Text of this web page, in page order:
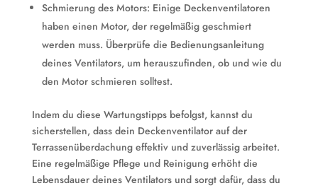
Schmierung des Motors: Einige Deckenventilatoren
haben einen Motor, der regelmäßig geschmiert
werden muss. Überprüfe die Bedienungsanleitung
deines Ventilators, um herauszufinden, ob und wie du
den Motor schmieren solltest.
Indem du diese Wartungstipps befolgst, kannst du
sicherstellen, dass dein Deckenventilator auf der
Terrassenüberdachung effektiv und zuverlässig arbeitet.
Eine regelmäßige Pflege und Reinigung erhöht die
Lebensdauer deines Ventilators und sorgt dafür, dass du